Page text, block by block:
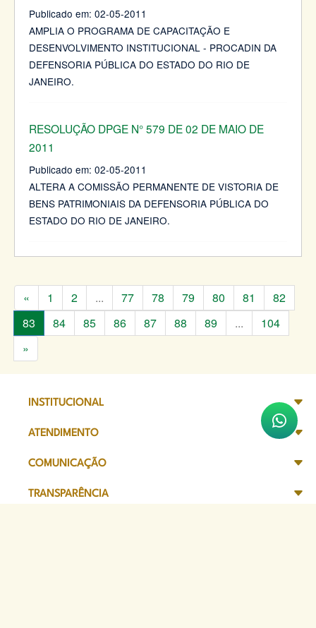
Publicado em: 02-05-2011
AMPLIA O PROGRAMA DE CAPACITAÇÃO E
DESENVOLVIMENTO INSTITUCIONAL - PROCADIN DA
DEFENSORIA PÚBLICA DO ESTADO DO RIO DE
JANEIRO.
RESOLUÇÃO DPGE N° 579 DE 02 DE MAIO DE
2011
Publicado em: 02-05-2011
ALTERA A COMISSÃO PERMANENTE DE VISTORIA DE
BENS PATRIMONIAIS DA DEFENSORIA PÚBLICA DO
ESTADO DO RIO DE JANEIRO.
« 1 2 ... 77 78 79 80 81
82
83
84 85 86 87 88 89 ...
104
»
INSTITUCIONAL
ATENDIMENTO
COMUNICAÇÃO
TRANSPARÊNCIA